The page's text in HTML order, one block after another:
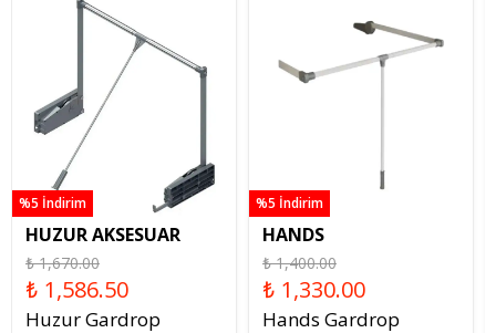
%5 İndirim
HUZUR AKSESUAR
₺ 1,670.00
₺ 1,586.50
Huzur Gardrop
%5 İndirim
HANDS
₺ 1,400.00
₺ 1,330.00
Hands Gardrop